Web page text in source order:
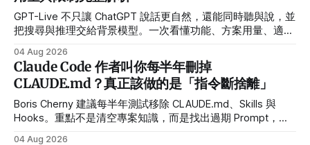
GPT-Live 不只讓 ChatGPT 說話更自然，還能同時聽與說，並
把搜尋與推理交給背景模型。一次看懂功能、方案用量、適合
04 Aug 2026
Claude Code 作者叫你每半年刪掉
CLAUDE.md？真正該做的是「指令斷捨離」
Boris Cherny 建議每半年測試移除 CLAUDE.md、Skills 與
Hooks。重點不是清空專案知識，而是找出過期 Prompt，保
04 Aug 2026